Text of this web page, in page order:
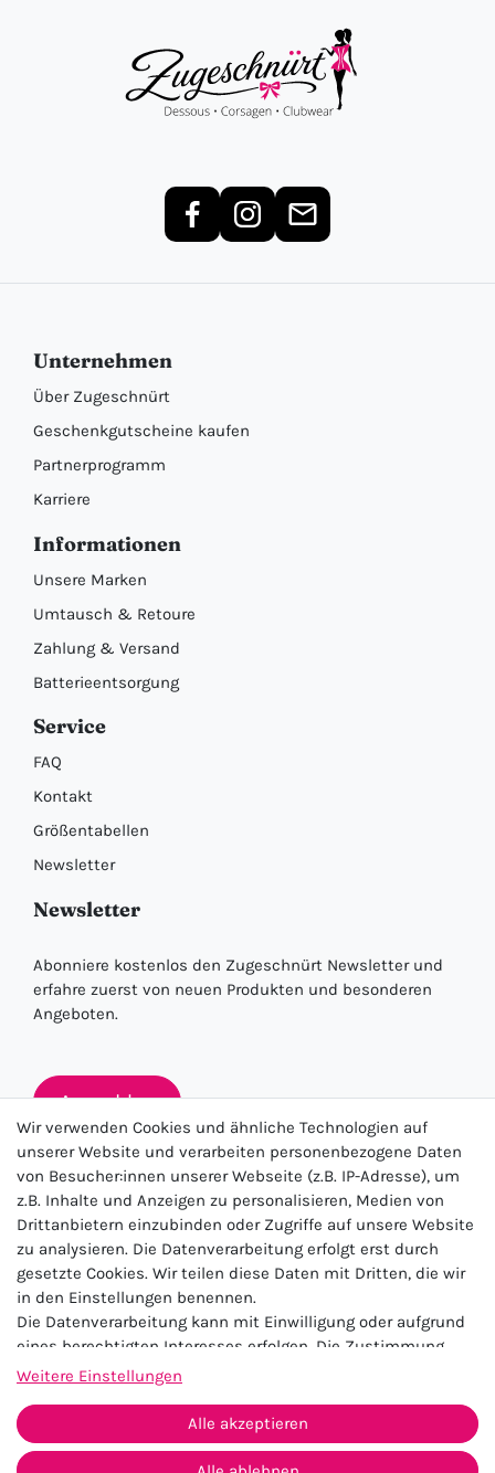
Unternehmen
Über Zugeschnürt
Geschenkgutscheine kaufen
Partnerprogramm
Karriere
Informationen
Unsere Marken
Umtausch & Retoure
Zahlung & Versand
Batterieentsorgung
Service
FAQ
Kontakt
Größentabellen
Newsletter
Newsletter
Abonniere kostenlos den Zugeschnürt Newsletter und
erfahre zuerst von neuen Produkten und besonderen
Angeboten.
Anmelden
★★★★★
4.5 / 5.0 (23.143)
Impressum Daten­schutz­erklärung
AGB
Widerrufs­recht
Kontakt
Wir verwenden Cookies und ähnliche Technologien auf
unserer Website und verarbeiten personenbezogene Daten
von Besucher:innen unserer Webseite (z.B. IP-Adresse), um
z.B. Inhalte und Anzeigen zu personalisieren, Medien von
Drittanbietern einzubinden oder Zugriffe auf unsere Website
zu analysieren. Die Datenverarbeitung erfolgt erst durch
gesetzte Cookies. Wir teilen diese Daten mit Dritten, die wir
in den Einstellungen benennen.
Die Datenverarbeitung kann mit Einwilligung oder aufgrund
eines berechtigten Interesses erfolgen. Die Zustimmung
kann erteilt oder abgelehnt werden. Es besteht das Recht,
Zeitpunkt zu ändern oder zu widerrufen. Beachten Sie unser
Impressumund weitere Hinweise zur Verwendung
personenbezogener Daten in unserer
Weitere Einstellungen
Alle akzeptieren